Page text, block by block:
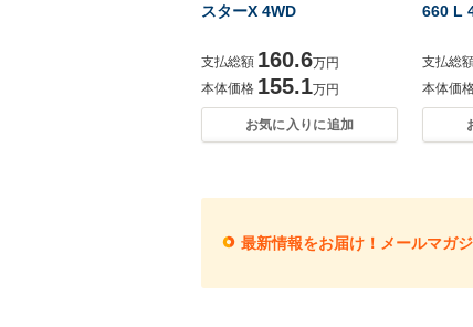
スターX 4WD
支払総額 160.6万円
本体価格 155.1万円
お気に入りに追加
660 L
支払総
本体価
最新情報をお届け！メールマガ